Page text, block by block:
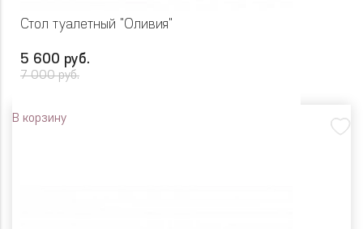
Стол туалетный "Оливия"
5 600 руб.
7 000 руб.
В корзину